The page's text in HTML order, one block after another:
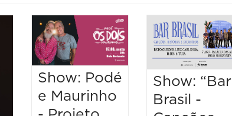
Show: Podé
e Maurinho
Show: “Bar
Brasil -